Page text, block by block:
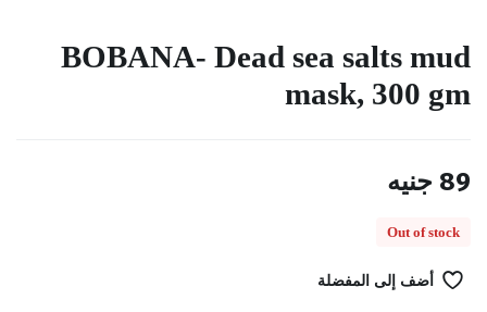
BOBANA- Dead sea salts mud
mask, 300 gm
89 جنيه
Out of stock
أضف إلى المفضلة